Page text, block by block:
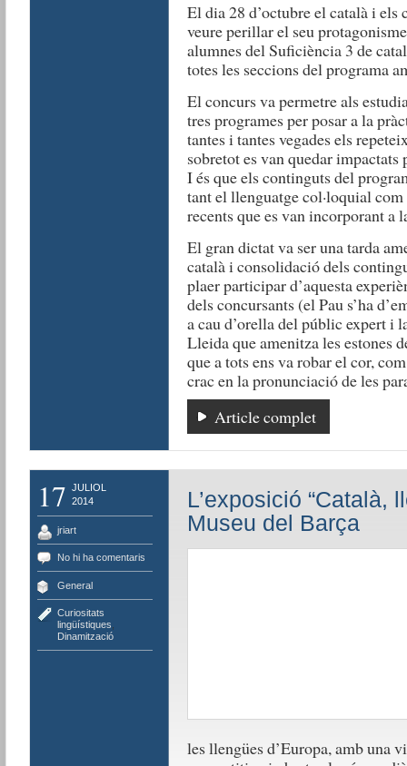
El dia 28 d’octubre el català i
veure perillar el seu
alumnes del Suficiència 3 de
totes les seccions del programa
El concurs va permetre als
tres programes per posar a la
tantes i tantes vegades els
sobretot es van quedar
I és que els continguts del
tant el llenguatge col·loquial
recents que es van incorporant a
El gran dictat va ser una tarda
català i consolidació dels
plaer participar d’aquesta
dels concursants (el Pau s’ha
a cau d’orella del públic expert i
Lleida que amenitza les estones
que a tots ens va robar el cor,
crac en la pronunciació de les
Article complet
17 JULIOL
2014
jriart
No hi ha comentaris
General
Curiositats
lingüístiques
Dinamització
L’exposició “Català,
Museu del Barça
les llengües d’Europa, amb una